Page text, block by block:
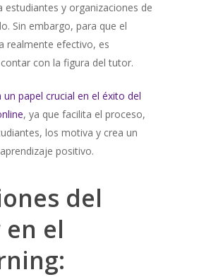
estudiantes y organizaciones de
Sin embargo, para que el
realmente efectivo, es
con la figura del tutor.
papel crucial en el éxito del
, ya que facilita el proceso,
los motiva y crea un
positivo.
del
el